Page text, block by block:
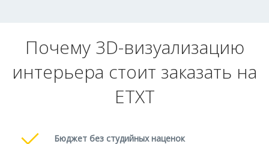
Почему 3D-визуализацию
интерьера стоит заказать на
ETXT
Бюджет без студийных наценок